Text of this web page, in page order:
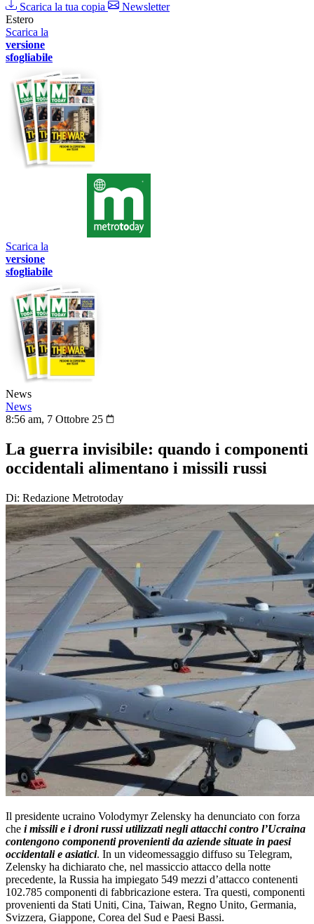
Scarica la tua copia
Newsletter
Estero
Scarica la
versione
sfogliabile
Scarica la
versione
sfogliabile
News
News
8:56 am, 7 Ottobre 25
La guerra invisibile: quando i componenti
occidentali alimentano i missili russi
Di: Redazione Metrotoday
Il presidente ucraino Volodymyr Zelensky ha denunciato con forza
che i missili e i droni russi utilizzati negli attacchi contro l’Ucraina
contengono componenti provenienti da aziende situate in paesi
occidentali e asiatici. In un videomessaggio diffuso su Telegram,
Zelensky ha dichiarato che, nel massiccio attacco della notte
precedente, la Russia ha impiegato 549 mezzi d’attacco contenenti
102.785 componenti di fabbricazione estera. Tra questi, componenti
provenienti da Stati Uniti, Cina, Taiwan, Regno Unito, Germania,
Svizzera, Giappone, Corea del Sud e Paesi Bassi.